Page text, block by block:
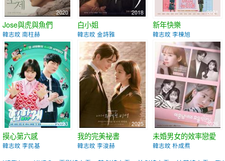
2020
Jose與虎與魚們
韓志旼 南柱赫
2018
白小姐
韓志旼 金詩雅
2021
新年快樂
韓志旼 李棟旭
2023
摸心第六感
韓志旼 李民基
2025
我的完美祕書
韓志旼 李浚赫
2026
未婚男女的效率戀愛
韓志旼 朴成焄